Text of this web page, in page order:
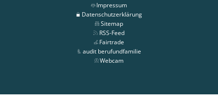
Impressum
Datenschutzerklärung
Sitemap
RSS-Feed
Fairtrade
audit berufundfamilie
Webcam